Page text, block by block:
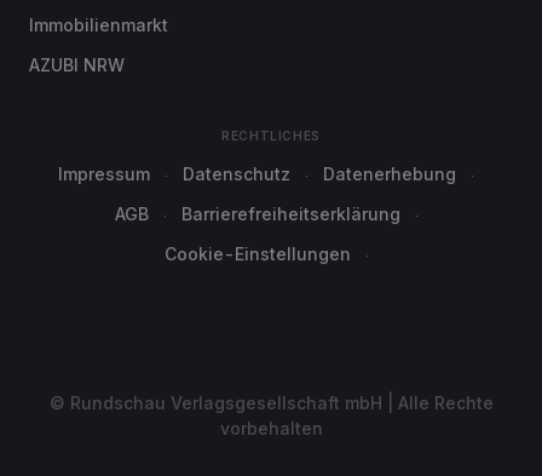
Immobilienmarkt
AZUBI NRW
RECHTLICHES
Impressum Datenschutz
Datenerhebung
AGB
Barrierefreiheitserklärung
Cookie-Einstellungen
© Rundschau Verlagsgesellschaft mbH | Alle Rechte
vorbehalten